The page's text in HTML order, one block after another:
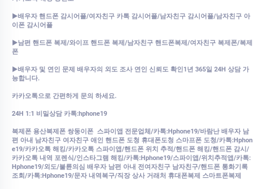
►배우자 핸드폰 감시어플/여자친구 카톡 감시어플/남자친구 감시어플/남자친구 아
이폰 감시어플
►남편 핸드폰 복제/와이프 핸드폰 복제/남자친구 핸드폰복제/여자친구 복제폰/복제
폰
►배우자 및 연인 문제 배우자의 외도 조사 연인 신뢰도 확인1년 365일 24H 상담 가
능합니다.
카카오톡으로 간편하게 문의 하세요.
24H 1:1 비밀상담 카톡:hphone19
복제폰 용산복제폰 쌍둥이폰 스파이앱 전문업체/카톡:Hphone19/바람난 배우자 남
편 아내 남자친구 여자친구 애인 핸드폰 도청 휴대폰도청 스마프폰 도청/카톡:Hphon
e19/카카오톡 해킹/카카오톡 스파이앱/핸드폰 위치 추적/핸드폰 해킹/핸드폰 감시/
카카오톡 내역 포렌식/인스타그램 해킹/카톡:Hphone19/스파이앱/위치추적앱/카톡:
Hphone19/외도/불륜의심 배우자 남편 아내 전여자친구 남자친구/핸드폰 통화기록
조회/카톡:Hphone19/문자 내역복구/직장 상사 거래처 휴대폰복제 스마트폰복제